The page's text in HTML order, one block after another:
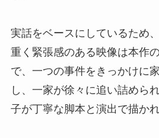
実話をベースにしているため
重く緊張感のある映像は本作
で、一つの事件をきっかけに
し、一家が徐々に追い詰めら
子が丁寧な脚本と演出で描かれ